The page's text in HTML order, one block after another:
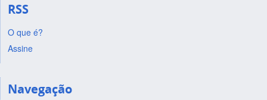
RSS
O que é?
Assine
Navegação